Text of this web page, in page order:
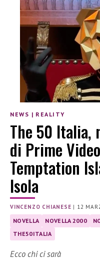
NEWS | REALITY
The 50 Italia,
di Prime
Temptation
Isola
VINCENZO CHIANESE | 12
NOVELLA NOVELLA 2000
THE50ITALIA
Ecco chi ci sarà